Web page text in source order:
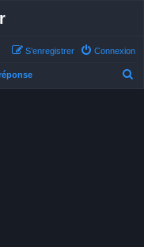
Connexion
S’enregistrer